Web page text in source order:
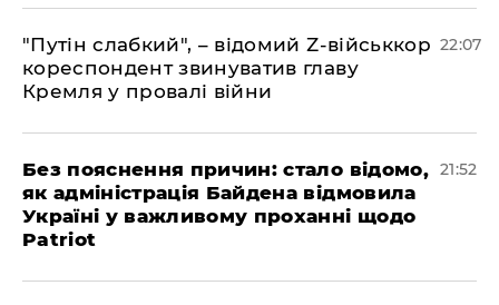
"Путін слабкий", – відомий Z-військкор
кореспондент звинуватив главу
Кремля у провалі війни
22:07
​Без пояснення причин: стало відомо,
як адміністрація Байдена відмовила
Україні у важливому проханні щодо
Patriot
21:52